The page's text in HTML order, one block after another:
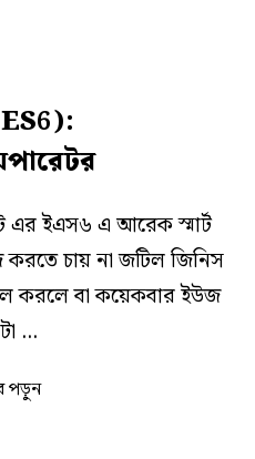
এর ইএস৬ এ আরেক স্মার্ট
চায় না জটিল জিনিস
করলে বা কয়েকবার ইউজ
...
পড়ুন